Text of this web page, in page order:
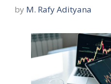
by M. Rafy Adityana